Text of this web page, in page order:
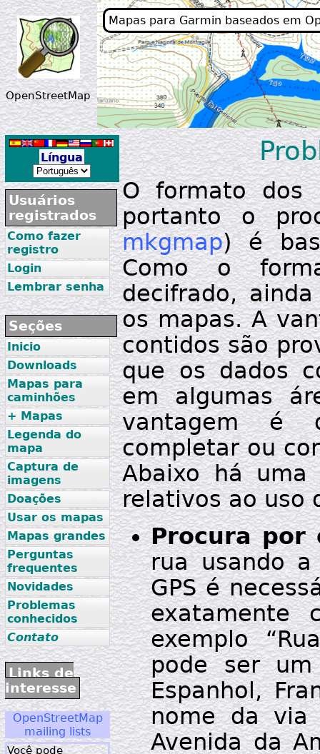
OpenStreetMap
Mapas para Garmin baseados em
Língua
Usuários
registrados
Como fazer
registro
Login
Lembrar senha
Seções
Inicio
Downloads
Mapas para
caminhões
+ Mapas
Legenda do
mapa
Captura de
imagens
Doações
Usar os mapas
Mapas grandes
Perguntas
frequentes
Novidades
Problemas
conhecidos
Contato
Links de
interesse
OpenStreetMap
mailing lists
Você pode
O formato dos
portanto o
mkgmap) é
Como o
decifrado,
os mapas. A
contidos são
que os dados
em algumas
vantagem é
completar ou
Abaixo há uma
relativos ao uso
Procura por
rua usando a
GPS é
exatamente
exemplo
pode ser um
Espanhol,
nome da via
Avenida da